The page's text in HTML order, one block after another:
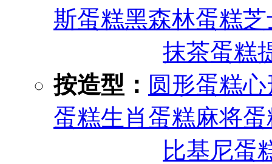
斯蛋糕黑森林蛋糕芝
抹茶蛋糕
按造型： 圆形蛋糕心
蛋糕生肖蛋糕麻将
比基尼蛋